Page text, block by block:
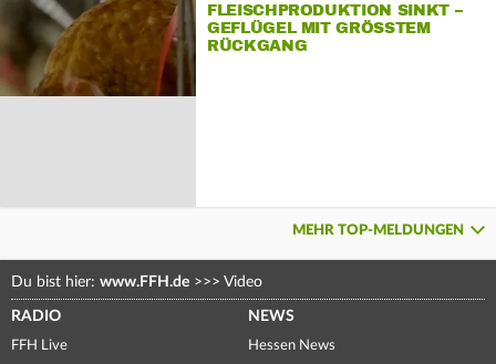
FLEISCHPRODUKTION SINKT –
GEFLÜGEL MIT GRÖSSTEM R
ÜCKGANG
MEHR TOP-MELDUNGEN
Du bist hier: www.FFH.de >>> Video
RADIO
FFH Live
NEWS
Hessen News